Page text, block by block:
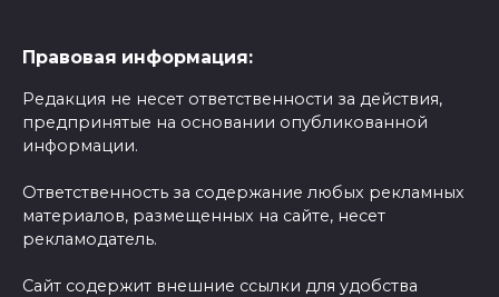
Правовая информация:
Редакция не несет ответственности за действия,
предпринятые на основании опубликованной
информации.
Ответственность за содержание любых рекламных
материалов, размещенных на сайте, несет
рекламодатель.
Сайт содержит внешние ссылки для удобства